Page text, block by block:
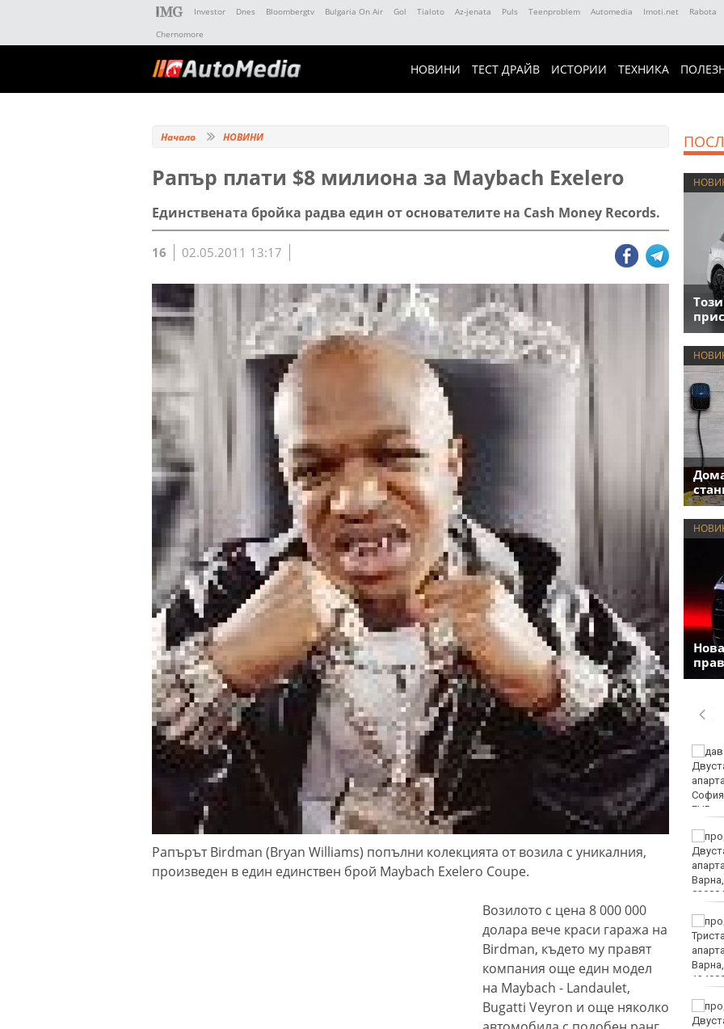
Investor Dnes Bloombergtv Bulgaria On Air Gol Tialoto Az-jenata Puls Teenproblem Automedia Imoti.net Rabota
Chernomore
НОВИНИ ТЕСТ ДРАЙВ ИСТОРИИ ТЕХНИКА
Начало НОВИНИ
Рапър плати $8 милиона за Maybach Exelero
Единствената бройка радва един от основателите на Cash Money Records.
16 02.05.2011 13:17
Рапърът Birdman (Bryan Williams) попълни колекцията от возила с уникалния,
произведен в един единствен брой Maybach Exelero Coupe.
Возилото с цена 8 000 000
долара вече краси гаража на
Birdman, където му правят
компания още един модел
на Maybach - Landaulet,
Bugatti Veyron и още няколко
Турция ограничава
достъпа на част от
търговските кораби до
Черно море
От 9 август цените на
финансовите услуги
Румъния: Радарите ни не
са засекли дрона преди
експлозията в България
МО: Дронът край
Кардам най-вероятно е